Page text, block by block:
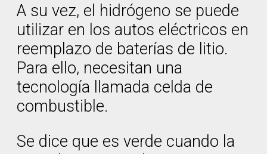
A su vez, el hidrógeno se puede
utilizar en los autos eléctricos en
reemplazo de baterías de litio.
Para ello, necesitan una
tecnología llamada celda de
combustible.
Se dice que es verde cuando la